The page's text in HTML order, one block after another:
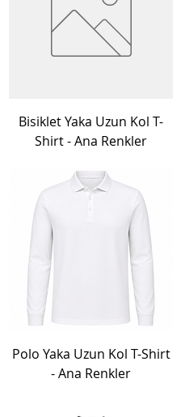
Bisiklet Yaka Uzun Kol T-
Shirt - Ana Renkler
Polo Yaka Uzun Kol T-Shirt
- Ana Renkler